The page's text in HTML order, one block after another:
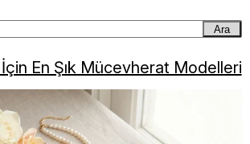
Ara
En Şık Mücevherat Modelleri